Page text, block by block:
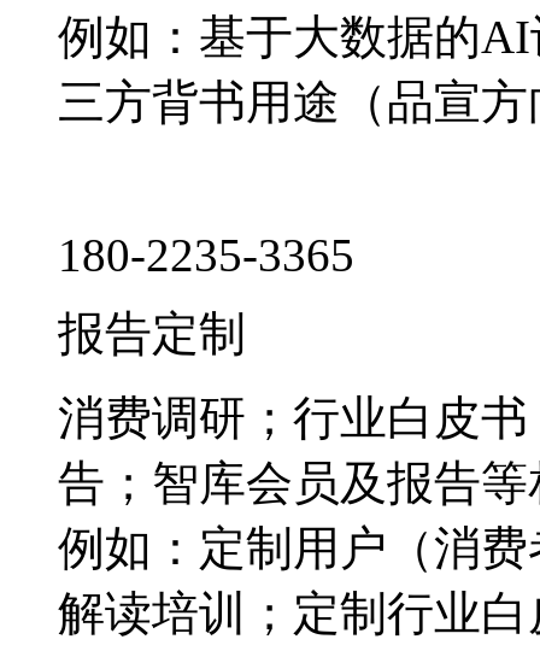
例如：基于大数据的
三方背书用途（品宣
180-2235-3365
报告定制
消费调研；行业白皮
告；智库会员及报告
例如：定制用户（消
解读培训；定制行业